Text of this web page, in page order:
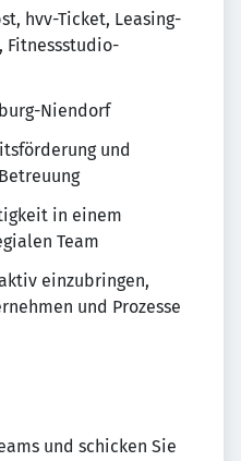
hvv-Ticket, Leasing-
Fitnessstudio-
Niendorf
und
in einem
Team
einzubringen,
und Prozesse
und schicken Sie